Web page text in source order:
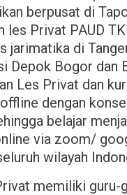
berpusat di
les Privat PAUD
jarimatika di
Depok Bogor dan
Les Privat dan
dengan
belajar
via zoom/
wilayah
memiliki guru-